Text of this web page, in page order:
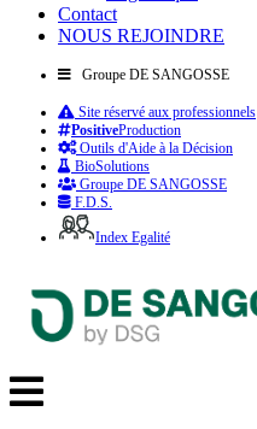
Contact
NOUS REJOINDRE
Groupe DE SANGOSSE
Site réservé aux professionnels
PositiveProduction
Outils d'Aide à la Décision
BioSolutions
Groupe DE SANGOSSE
F.D.S.
Index Egalité